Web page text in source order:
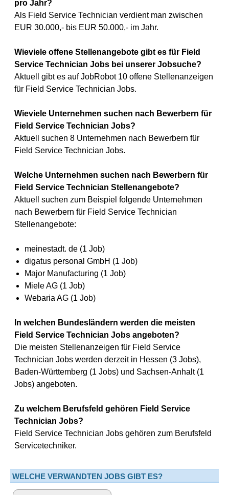
pro Jahr?
Als Field Service Technician verdient man zwischen
EUR 30.000,- bis EUR 50.000,- im Jahr.
Wieviele offene Stellenangebote gibt es für Field
Service Technician Jobs bei unserer Jobsuche?
Aktuell gibt es auf JobRobot 10 offene Stellenanzeigen
für Field Service Technician Jobs.
Wieviele Unternehmen suchen nach Bewerbern für
Field Service Technician Jobs?
Aktuell suchen 8 Unternehmen nach Bewerbern für
Field Service Technician Jobs.
Welche Unternehmen suchen nach Bewerbern für
Field Service Technician Stellenangebote?
Aktuell suchen zum Beispiel folgende Unternehmen
nach Bewerbern für Field Service Technician
Stellenangebote:
meinestadt. de (1 Job)
digatus personal GmbH (1 Job)
Major Manufacturing (1 Job)
Miele AG (1 Job)
Webaria AG (1 Job)
In welchen Bundesländern werden die meisten
Field Service Technician Jobs angeboten?
Die meisten Stellenanzeigen für Field Service
Technician Jobs werden derzeit in Hessen (3 Jobs),
Baden-Württemberg (1 Jobs) und Sachsen-Anhalt (1
Jobs) angeboten.
Zu welchem Berufsfeld gehören Field Service
Technician Jobs?
Field Service Technician Jobs gehören zum Berufsfeld
Servicetechniker.
WELCHE VERWANDTEN JOBS GIBT ES?